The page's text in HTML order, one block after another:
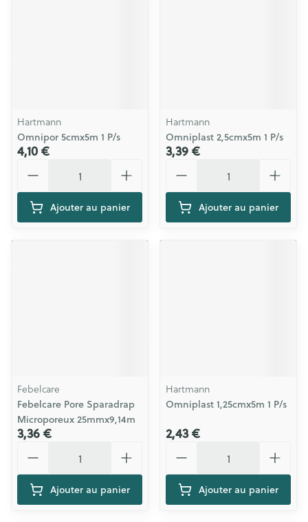
Hartmann
Omnipor 5cmx5m 1 P/s
4,10 €
Ajouter au panier
Hartmann
Omniplast 2,5cmx5m 1 P/s
3,39 €
Ajouter au panier
Febelcare
Febelcare Pore Sparadrap
Microporeux 25mmx9,14m
3,36 €
Ajouter au panier
Hartmann
Omniplast 1,25cmx5m 1 P/s
2,43 €
Ajouter au panier